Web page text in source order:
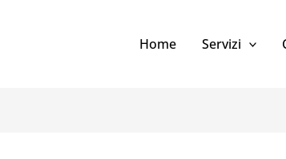
Home Servizi